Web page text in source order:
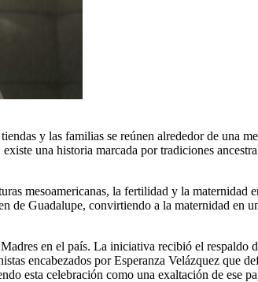
y las familias se reúnen alrededor de una
una historia marcada por tradiciones
mesoamericanas, la fertilidad y la maternidad
de Guadalupe, convirtiendo a la maternidad en
en el país. La iniciativa recibió el respaldo
encabezados por Esperanza Velázquez que
esta celebración como una exaltación de ese